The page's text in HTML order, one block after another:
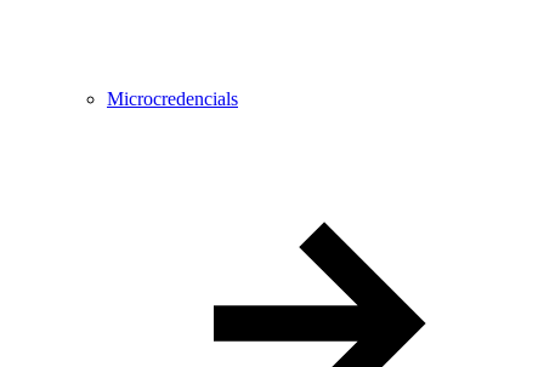
Microcredencials